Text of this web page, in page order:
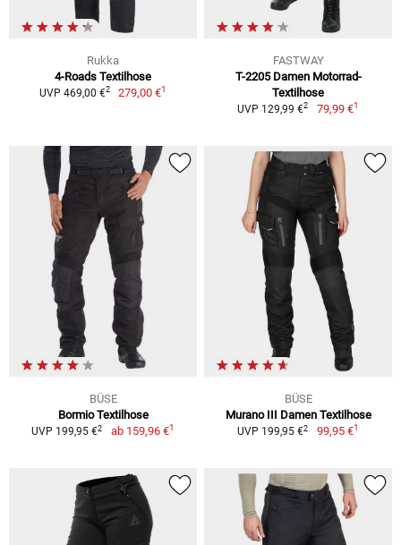
Rukka
4-Roads Textilhose
UVP 469,00 €2 279,00 €1
FASTWAY
T-2205 Damen Motorrad-
Textilhose
UVP 129,99 €2 79,99 €1
BÜSE
Bormio Textilhose
UVP 199,95 €2 ab 159,96 €1
BÜSE
Murano III Damen Textilhose
UVP 199,95 €2 99,95 €1